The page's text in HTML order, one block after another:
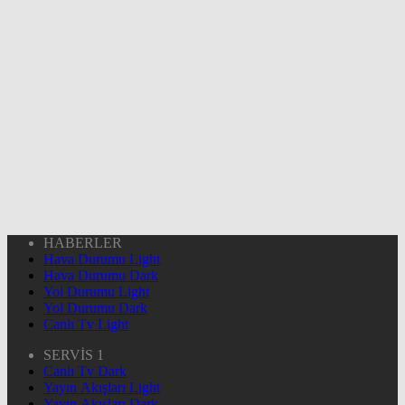
HABERLER
Hava Durumu Light
Hava Durumu Dark
Yol Durumu Light
Yol Durumu Dark
Canlı Tv Light
SERVİS 1
Canlı Tv Dark
Yayın Akışları Light